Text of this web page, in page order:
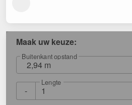
Maak uw keuze:
Buitenkant opstand
2,94 m
-
Lengte